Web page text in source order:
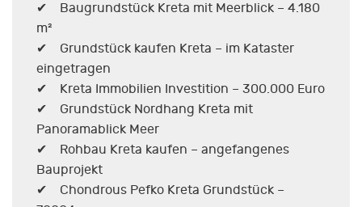
✔ Baugrundstück Kreta mit Meerblick – 4.180
m²
✔ Grundstück kaufen Kreta – im Kataster
eingetragen
✔ Kreta Immobilien Investition – 300.000 Euro
✔ Grundstück Nordhang Kreta mit
Panoramablick Meer
✔ Rohbau Kreta kaufen – angefangenes
Bauprojekt
✔ Chondrous Pefko Kreta Grundstück –